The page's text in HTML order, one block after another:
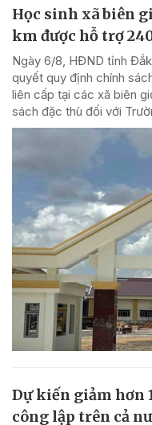
Học sinh xã biên
km được hỗ trợ
Ngày 6/8, HĐND tỉnh
quyết quy định chính
liên cấp tại các xã biên
sách đặc thù đối với
Dự kiến giảm hơn
công lập trên cả